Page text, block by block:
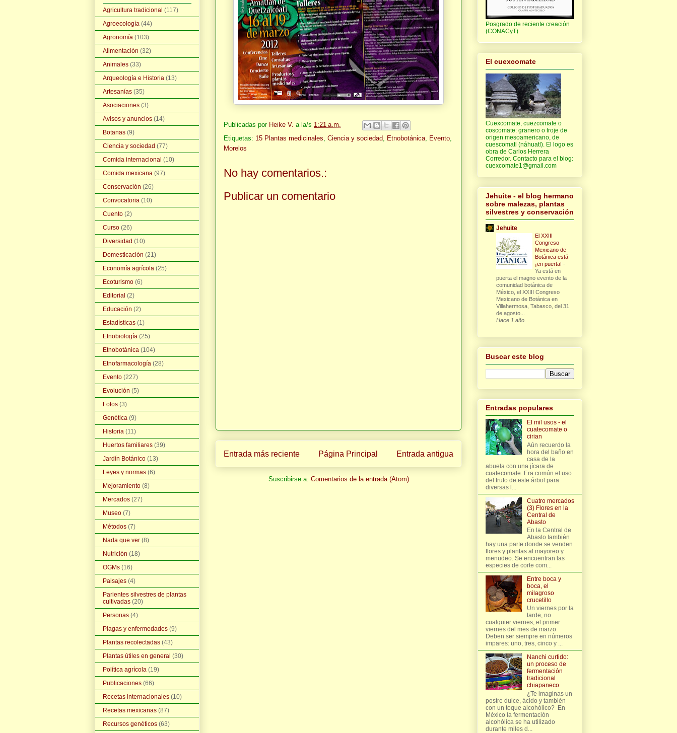
Publicadas por Heike V. a la/s 1:21 a.m.
Etiquetas: 15 Plantas medicinales, Ciencia y sociedad, Etnobotánica, Evento,
Morelos
No hay comentarios.:
Publicar un comentario
Entrada más reciente Entrada antigua
Página Principal
Suscribirse a: Comentarios de la entrada (Atom)
Agricultura tradicional (117)
Agroecología (44)
Agronomía (103)
Alimentación (32)
Animales (33)
Arqueología e Historia (13)
Artesanías (35)
Asociaciones (3)
Avisos y anuncios (14)
Botanas (9)
Ciencia y sociedad (77)
Comida internacional (10)
Comida mexicana (97)
Conservación (26)
Convocatoria (10)
Cuento (2)
Curso (26)
Diversidad (10)
Domesticación (21)
Economía agrícola (25)
Ecoturismo (6)
Editorial (2)
Educación (2)
Estadísticas (1)
Etnobiología (25)
Etnobotánica (104)
Etnofarmacología (28)
Evento (227)
Evolución (5)
Fotos (3)
Genética (9)
Historia (11)
Huertos familiares (39)
Jardín Botánico (13)
Leyes y normas (6)
Mejoramiento (8)
Mercados (27)
Museo (7)
Métodos (7)
Nada que ver (8)
Nutrición (18)
OGMs (16)
Paisajes (4)
Parientes silvestres de plantas
cultivadas (20)
Personas (4)
Plagas y enfermedades (9)
Plantas recolectadas (43)
Plantas útiles en general (30)
Política agrícola (19)
Publicaciones (66)
Recetas internacionales (10)
Recetas mexicanas (87)
Recursos genéticos (63)
Posgrado de reciente creación
(CONACyT)
El cuexcomate
Cuexcomate, cuezcomate o
coscomate: granero o troje de
origen mesoamericano, de
cuescomatl (náhuatl). El logo es
obra de Carlos Herrera
Corredor. Contacto para el blog:
cuexcomate1@gmail.com
Jehuite - el blog hermano
sobre malezas, plantas
silvestres y conservación
Jehuite
El XXIII
Congreso
Mexicano de
Botánica está
¡en puerta! -
Ya está en
puerta el magno evento de la
comunidad botánica de
México, el XXIII Congreso
Mexicano de Botánica en
Villahermosa, Tabasco, del 31
de agosto...
Hace 1 año.
Buscar este blog
Entradas populares
El mil usos - el
cuatecomate o
cirian
Aún recuerdo la
hora del baño en
casa de la
abuela con una jícara de
cuatecomate. Era común el uso
del fruto de este árbol para
diversas l...
Cuatro mercados
(3) Flores en la
Central de
Abasto
En la Central de
Abasto también
hay una parte donde se venden
flores y plantas al mayoreo y
menudeo. Se encuentran las
especies de corte com...
Entre boca y
boca, el
milagroso
crucetillo
Un viernes por la
tarde, no
cualquier viernes, el primer
viernes del mes de marzo.
Deben ser siempre en números
impares: uno, tres, cinco y ...
Nanchi curtido:
un proceso de
fermentación
tradicional
chiapaneco
¿Te imaginas un
postre dulce, ácido y también
con un toque alcohólico? En
México la fermentación
alcohólica se ha utilizado
durante miles d...